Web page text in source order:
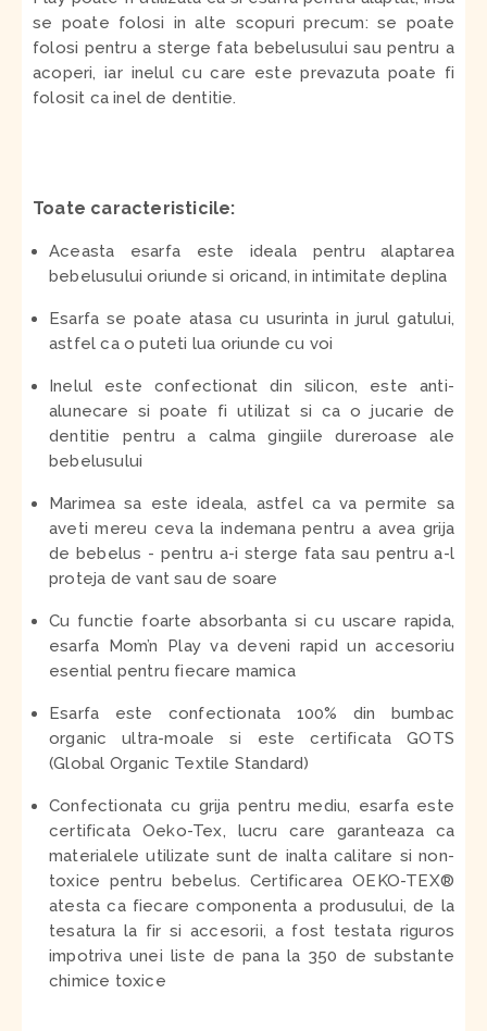
se poate folosi in alte scopuri precum: se poate
folosi pentru a sterge fata bebelusului sau pentru a
acoperi, iar inelul cu care este prevazuta poate fi
folosit ca inel de dentitie.
Toate caracteristicile:
Aceasta esarfa este ideala pentru alaptarea
bebelusului oriunde si oricand, in intimitate deplina
Esarfa se poate atasa cu usurinta in jurul gatului,
astfel ca o puteti lua oriunde cu voi
Inelul este confectionat din silicon, este anti-
alunecare si poate fi utilizat si ca o jucarie de
dentitie pentru a calma gingiile dureroase ale
bebelusului
Marimea sa este ideala, astfel ca va permite sa
aveti mereu ceva la indemana pentru a avea grija
de bebelus - pentru a-i sterge fata sau pentru a-l
proteja de vant sau de soare
Cu functie foarte absorbanta si cu uscare rapida,
esarfa Mom’n Play va deveni rapid un accesoriu
esential pentru fiecare mamica
Esarfa este confectionata 100% din bumbac
organic ultra-moale si este certificata GOTS
(Global Organic Textile Standard)
Confectionata cu grija pentru mediu, esarfa este
certificata Oeko-Tex, lucru care garanteaza ca
materialele utilizate sunt de inalta calitare si non-
toxice pentru bebelus. Certificarea OEKO-TEX®
atesta ca fiecare componenta a produsului, de la
tesatura la fir si accesorii, a fost testata riguros
impotriva unei liste de pana la 350 de substante
chimice toxice